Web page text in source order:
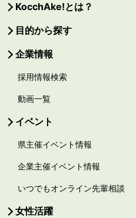
KocchAke!とは？
目的から探す
企業情報
採用情報検索
動画一覧
イベント
県主催イベント情報
企業主催イベント情報
いつでもオンライン先輩相談
女性活躍